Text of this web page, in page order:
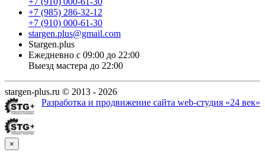
+7 (985) 286-32-12
+7 (910) 000-61-30
stargen.plus@gmail.com
Stargen.plus
Ежедневно с 09:00 до 22:00
Выезд мастера до 22:00
stargen-plus.ru © 2013 - 2026
Разработка и продвижение сайта web-студия «24 век»
×